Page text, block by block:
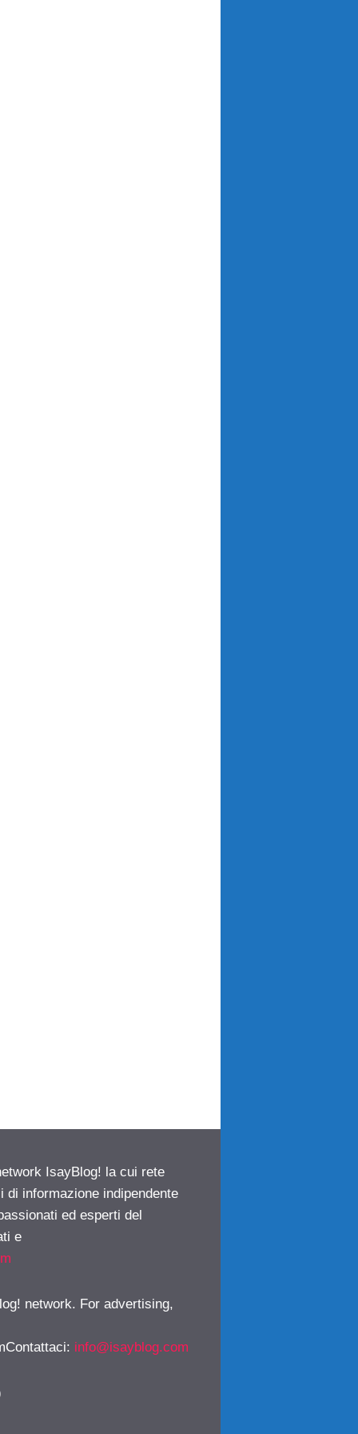
IsayBlog! la cui rete
informazione indipendente
ed esperti del
e
network. For advertising,
: info@isayblog.com